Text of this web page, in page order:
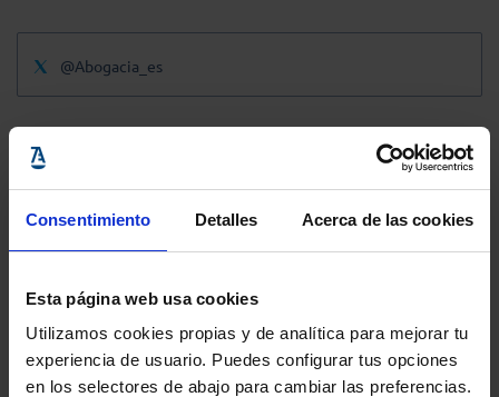
Consentimiento Detalles Acerca de las cookies
Esta página web usa cookies
Utilizamos cookies propias y de analítica para mejorar tu
experiencia de usuario. Puedes configurar tus opciones
en los selectores de abajo para cambiar las preferencias.
@Abogacia_es